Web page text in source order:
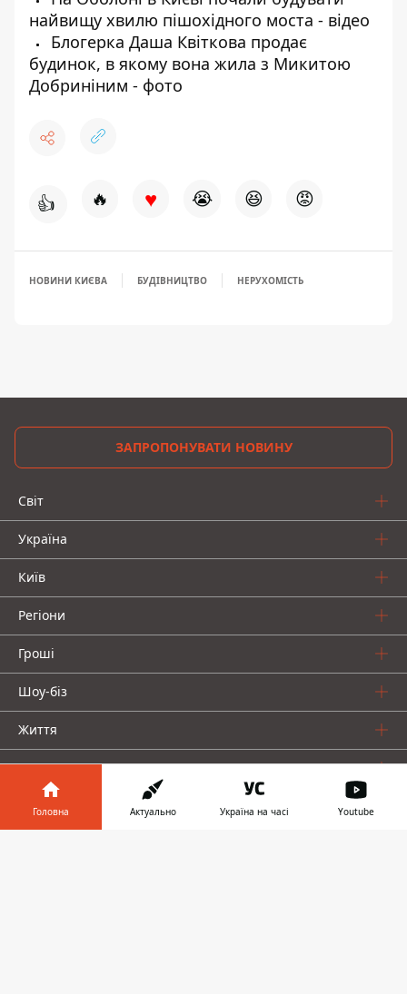
найвищу хвилю пішохідного моста - відео
Блогерка Даша Квіткова продає
будинок, в якому вона жила з Микитою
Добриніним - фото
👍 🔥 ♥ 😭 😆 😡
НОВИНИ КИЄВА БУДІВНИЦТВО НЕРУХОМІСТЬ
ЗАПРОПОНУВАТИ НОВИНУ
Світ
Україна
Київ
Регіони
Гроші
Шоу-біз
Життя
Про нас
Головна Актуально Україна на часі Youtube